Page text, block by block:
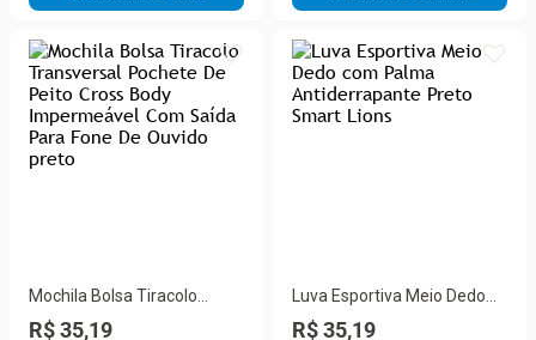
Mochila Bolsa Tiracolo
Transversal Pochete De
R$ 35,19
Luva Esportiva Meio Dedo
com Palma Antiderrapante
R$ 35,19